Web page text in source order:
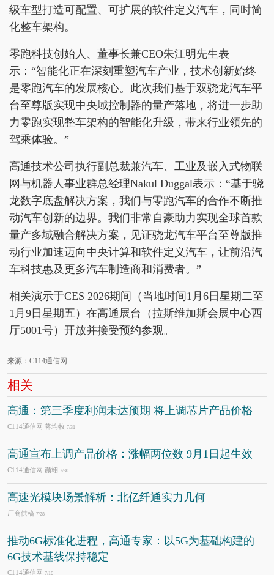
级车型打造可配置、可扩展的软件定义汽车，同时简
化整车架构。
零跑科技创始人、董事长兼CEO朱江明先生表
示：“智能化正在深刻重塑汽车产业，技术创新始终
是零跑汽车的发展核心。此次我们基于双骁龙汽车平
台至尊版实现中央域控制器的量产落地，将进一步助
力零跑实现整车架构的智能化升级，带来行业领先的
驾乘体验。”
高通技术公司执行副总裁兼汽车、工业及嵌入式物联
网与机器人事业群总经理Nakul Duggal表示：“基于骁
龙数字底盘解决方案，我们与零跑汽车的合作不断推
动汽车创新的边界。我们非常自豪助力实现全球首款
量产多域融合解决方案，见证骁龙汽车平台至尊版推
动行业加速迈向中央计算和软件定义汽车，让前沿汽
车科技惠及更多汽车制造商和消费者。”
相关演示于CES 2026期间（当地时间1月6日星期二至
1月9日星期五）在高通展台（拉斯维加斯会展中心西
厅5001号）开放并接受预约参观。
来源：C114通信网
相关
高通：第三季度利润未达预期 将上调芯片产品价格
C114通信网 蒋均牧 7/31
高通宣布上调产品价格：涨幅两位数 9月1日起生效
C114通信网 颜翊 7/30
高速光模块场景解析：北亿纤通实力几何
厂商供稿 7/28
推动6G标准化进程，高通专家：以5G为基础构建的
6G技术基线保持稳定
C114通信网 7/16